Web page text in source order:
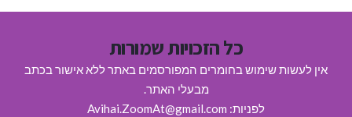
כל הזכויות שמורות
אין לעשות שימוש בחומרים המפורסמים באתר ללא אישור בכתב
מבעלי האתר.
לפניות: Avihai.ZoomAt@gmail.com